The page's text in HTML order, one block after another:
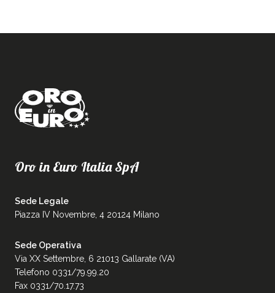
Oro in Euro Italia SpA
Sede Legale
Piazza IV Novembre, 4 20124 Milano
Sede Operativa
Via XX Settembre, 6 21013 Gallarate (VA)
Telefono 0331/79.99.20
Fax 0331/70.17.73